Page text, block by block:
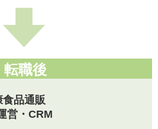
転職後
品通販
営・CRM